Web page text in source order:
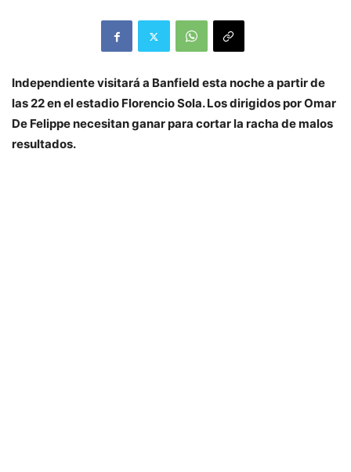
Independiente visitará a Banfield esta noche a partir de
las 22 en el estadio Florencio Sola. Los dirigidos por Omar
De Felippe necesitan ganar para cortar la racha de malos
resultados.